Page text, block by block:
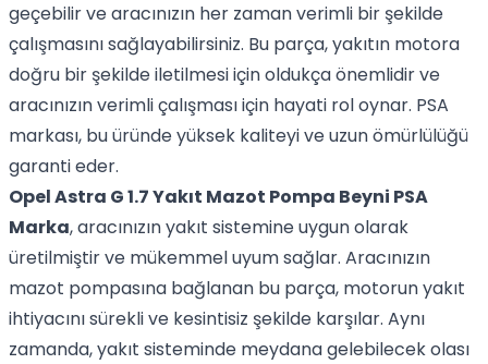
geçebilir ve aracınızın her zaman verimli bir şekilde
çalışmasını sağlayabilirsiniz. Bu parça, yakıtın motora
doğru bir şekilde iletilmesi için oldukça önemlidir ve
aracınızın verimli çalışması için hayati rol oynar. PSA
markası, bu üründe yüksek kaliteyi ve uzun ömürlülüğü
garanti eder.
Opel Astra G 1.7 Yakıt Mazot Pompa Beyni PSA
Marka, aracınızın yakıt sistemine uygun olarak
üretilmiştir ve mükemmel uyum sağlar. Aracınızın
mazot pompasına bağlanan bu parça, motorun yakıt
ihtiyacını sürekli ve kesintisiz şekilde karşılar. Aynı
zamanda, yakıt sisteminde meydana gelebilecek olası